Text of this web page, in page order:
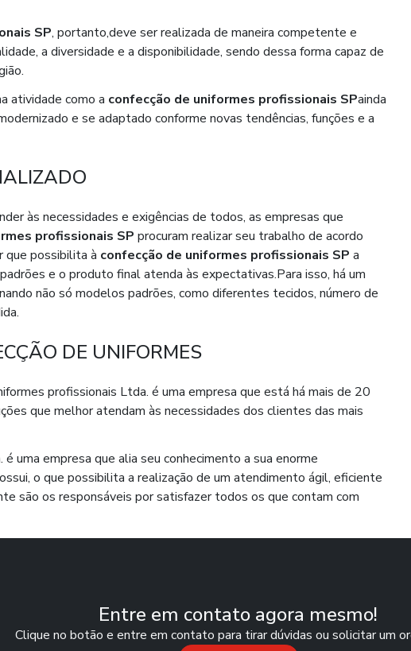
SP, portanto,deve ser realizada de maneira competente e
a diversidade e a disponibilidade, sendo dessa forma capaz de
atividade como a confecção de uniformes profissionais SPainda
e se adaptado conforme novas tendências, funções e a
às necessidades e exigências de todos, as empresas que
profissionais SP procuram realizar seu trabalho de acordo
que possibilita à confecção de uniformes profissionais SP a
e o produto final atenda às expectativas.Para isso, há um
não só modelos padrões, como diferentes tecidos, número de
DE UNIFORMES
profissionais Ltda. é uma empresa que está há mais de 20
que melhor atendam às necessidades dos clientes das mais
uma empresa que alia seu conhecimento a sua enorme
o que possibilita a realização de um atendimento ágil, eficiente
são os responsáveis por satisfazer todos os que contam com
Entre em contato agora mesmo!
Clique no botão e entre em contato para tirar dúvidas ou solicitar um